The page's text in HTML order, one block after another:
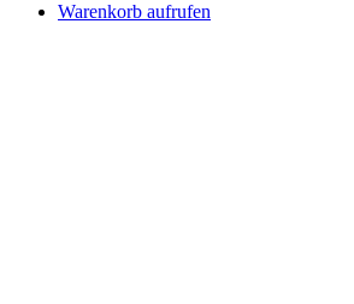
Warenkorb aufrufen